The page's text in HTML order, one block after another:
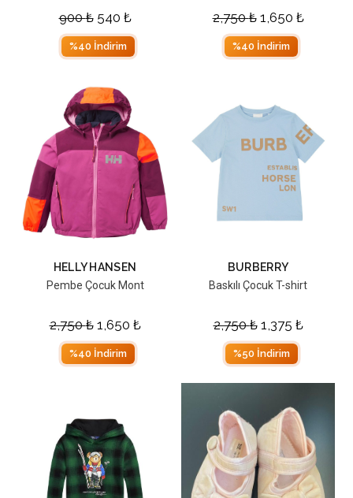
900₺ 540 ₺
%40 İndirim
2,750₺ 1,650 ₺
%40 İndirim
HELLY HANSEN
Pembe Çocuk Mont
2,750₺ 1,650 ₺
%40 İndirim
BURBERRY
Baskılı Çocuk T-shirt
2,750₺ 1,375 ₺
%50 İndirim